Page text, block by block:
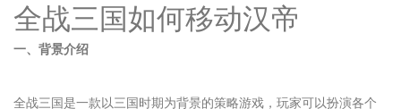
全战三国如何移动汉帝
一、背景介绍
全战三国是一款以三国时期为背景的策略游戏，玩家可以扮演各个